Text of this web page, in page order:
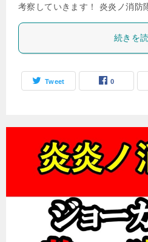
考察していきます！ 炎炎ノ消
続きを
Tweet 0